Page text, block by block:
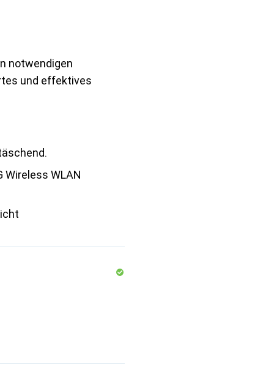
notwendigen
und effektives
Wireless WLAN